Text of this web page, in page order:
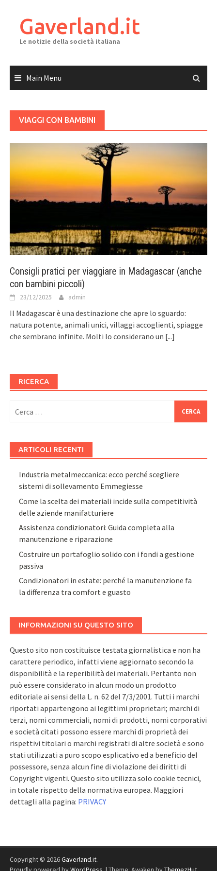
contentGaverland.it
Le notizie della società italiana
Main Menu
VIAGGI CON BAMBINI
Consigli pratici per viaggiare in Madagascar (anche
con bambini piccoli)
23/12/2025 admin
Il Madagascar è una destinazione che apre lo sguardo:
natura potente, animali unici, villaggi accoglienti, spiagge
che sembrano infinite. Molti lo considerano un [...]
RICERCA
per:
ARTICOLI RECENTI
Industria metalmeccanica: ecco perché scegliere
sistemi di sollevamento Emmegiesse
Come la scelta dei materiali incide sulla competitività
delle aziende manifatturiere
Assistenza condizionatori: Guida completa alla
manutenzione e riparazione
Costruire un portafoglio solido con i fondi a gestione
passiva
Condizionatori in estate: perché la manutenzione fa
la differenza tra comfort e guasto
INFORMAZIONI SU QUESTO SITO
Questo sito non costituisce testata giornalistica e non ha
carattere periodico, infatti viene aggiornato secondo la
disponibilità e la reperibilità dei materiali. Pertanto non
può essere considerato in alcun modo un prodotto
editoriale ai sensi della L. n. 62 del 7/3/2001. Tutti i marchi
riportati appartengono ai legittimi proprietari; marchi di
terzi, nomi commerciali, nomi di prodotti, nomi corporativi
e società citati possono essere marchi di proprietà dei
rispettivi titolari o marchi registrati di altre società e sono
stati utilizzati a puro scopo esplicativo ed a beneficio del
possessore, senza alcun fine di violazione dei diritti di
Copyright vigenti. Questo sito utilizza solo cookie tecnici,
in totale rispetto della normativa europea. Maggiori
dettagli alla pagina: PRIVACY
Copyright © 2026Gaverland.it.